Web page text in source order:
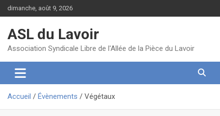
Aller
au
dimanche, août 9, 2026
ASL du Lavoir
Association Syndicale Libre de l'Allée de la Pièce du Lavoir
Accueil Évènements Végétaux